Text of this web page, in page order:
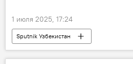
1 июля 2025, 17:24
Sputnik Узбекистан